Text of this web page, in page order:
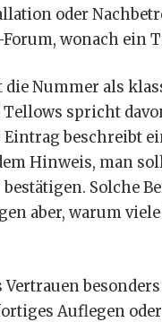
oder
Forum, wonach
Nummer als
spricht
beschreibt
Hinweis, man
bestätigen. Solche
aber, warum
Auflegen